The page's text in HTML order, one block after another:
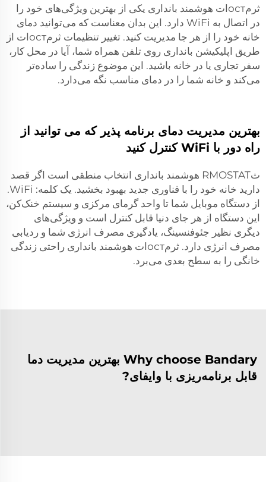
ثرمостات هوشمند بانداری یکی از بهترین ویژگی‌های خود را
در اتصال به WiFi دارد. این بدان معناست که می‌توانید دمای
خانه خود را از هر جا مدیریت کنید. تغییر تنظیمات ثرمостات از
طریق اپلیکیشن بانداری روی تلفن همراه شما، آیا در محل کار،
سفر تجاری یا در خانه باشید. این موضوع زندگی را ساده‌تر
می‌کند و خانه شما را در دمای مناسب نگه می‌دارد.
بهترین مدیریت دمای برنامه پذیر که می توانید از
راه دور با WiFi کنترل کنید
ثRMOSTAT هوشمند بانداری انتخاب منطقی است اگر قصد
دارید خانه خود را با فناوری جدید بهبود بخشید. یک کلمه: WiFi.
از دستگاه موبایل شما تا واحد گرمای مرکزی و سیستم خنک‌کن،
این دستگاه از هر جای دنیا قابل کنترل است و ویژگی‌های
دیگری نظیر جئوفنسینگ، یادگیری مصرف انرژی شما و ردیابی
مصرف انرژی دارد. ثرمостات هوشمند بانداری راحتی زندگی
خانگی را به سطح بعدی می‌برد.
Why choose Bandary بهترین مدیریت دما
قابل برنامه‌ریزی با وایفای?